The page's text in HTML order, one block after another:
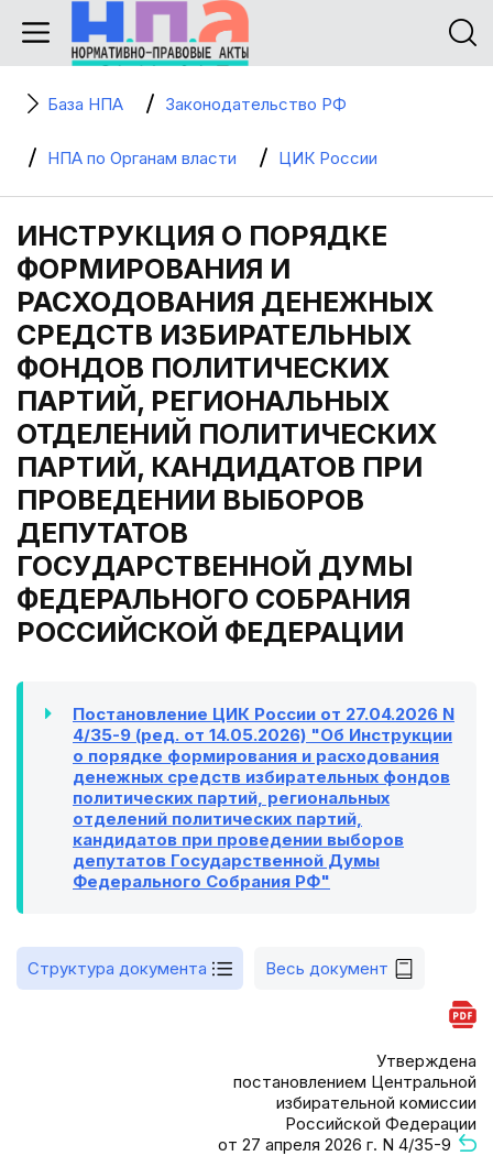
База НПА Законодательство РФ
НПА по Органам власти ЦИК России
ИНСТРУКЦИЯ О ПОРЯДКЕ
ФОРМИРОВАНИЯ И
РАСХОДОВАНИЯ ДЕНЕЖНЫХ
СРЕДСТВ ИЗБИРАТЕЛЬНЫХ
ФОНДОВ ПОЛИТИЧЕСКИХ
ПАРТИЙ, РЕГИОНАЛЬНЫХ
ОТДЕЛЕНИЙ ПОЛИТИЧЕСКИХ
ПАРТИЙ, КАНДИДАТОВ ПРИ
ПРОВЕДЕНИИ ВЫБОРОВ
ДЕПУТАТОВ
ГОСУДАРСТВЕННОЙ ДУМЫ
ФЕДЕРАЛЬНОГО СОБРАНИЯ
РОССИЙСКОЙ ФЕДЕРАЦИИ
Постановление ЦИК России от 27.04.2026 N
4/35-9 (ред. от 14.05.2026) "Об Инструкции
о порядке формирования и расходования
денежных средств избирательных фондов
политических партий, региональных
отделений политических партий,
кандидатов при проведении выборов
депутатов Государственной Думы
Федерального Собрания РФ"
Структура документа Весь документ
Утверждена
постановлением Центральной
избирательной комиссии
Российской Федерации
от 27 апреля 2026 г. N 4/35-9